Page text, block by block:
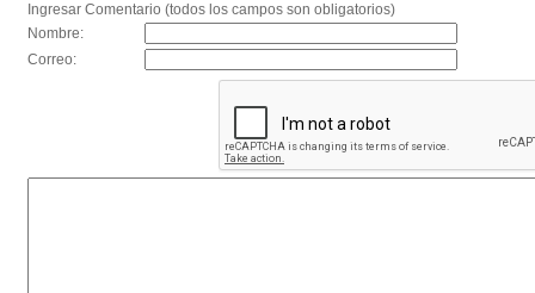
Ingresar Comentario (todos los campos son obligatorios)
Nombre:
Correo: